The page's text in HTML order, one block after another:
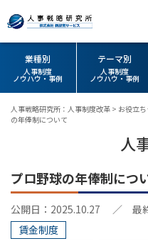
業種別
人事制度
ノウハウ・事例
テーマ別
人事制度
ノウハウ・事例
人事戦略研究所：人事制度改革 > お役立
の年俸制について
人
プロ野球の年俸制につ
公開日：2025.10.27
／ 最終
賃金制度